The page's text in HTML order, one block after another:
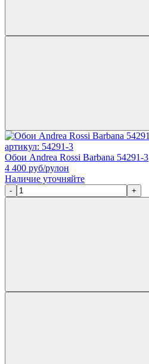
артикул: 54291-3
Обои Andrea Rossi Barbana 54291-3
4 400 руб/рулон
Наличие уточняйте
- +